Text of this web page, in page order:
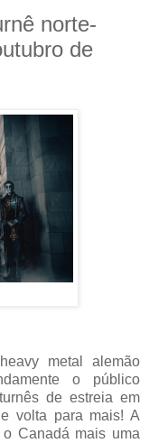
norte-
de
metal alemão
o público
de estreia em
volta para mais! A
Canadá mais uma